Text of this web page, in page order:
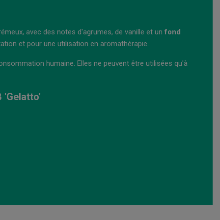
avec des notes d'agrumes, de vanille et unfond
et pour une utilisation en aromathérapie.
humaine. Elles ne peuvent être utilisées qu'à
'Gelatto'